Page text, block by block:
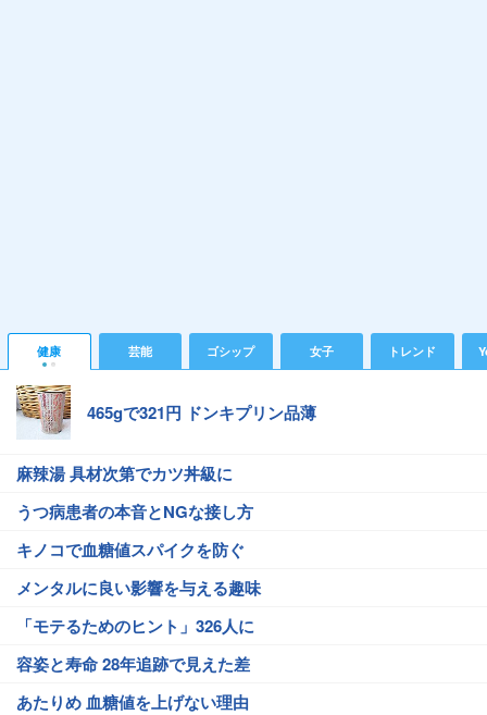
健康 芸能 ゴシップ 女子 トレンド
465gで321円 ドンキプリン品薄
麻辣湯 具材次第でカツ丼級に
うつ病患者の本音とNGな接し方
キノコで血糖値スパイクを防ぐ
メンタルに良い影響を与える趣味
「モテるためのヒント」326人に
容姿と寿命 28年追跡で見えた差
あたりめ 血糖値を上げない理由